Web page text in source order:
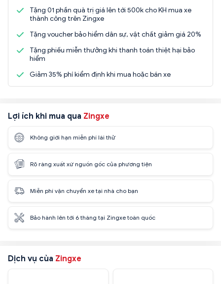
Tặng 01 phần quà trị giá lên tới 500k cho KH mua xe
thành công trên Zingxe
Tặng voucher bảo hiểm dân sự, vật chất giảm giá 20%
Tặng phiếu miễn thưởng khi thanh toán thiệt hại bảo
hiểm
Giảm 35% phí kiểm định khi mua hoặc bán xe
Lợi ích khi mua qua Zingxe
Không giới hạn miễn phí lái thử
Rõ ràng xuất xứ nguồn gốc của phương tiện
Miễn phí vận chuyển xe tại nhà cho bạn
Bảo hành lên tới 6 tháng tại Zingxe toàn quốc
Dịch vụ của Zingxe